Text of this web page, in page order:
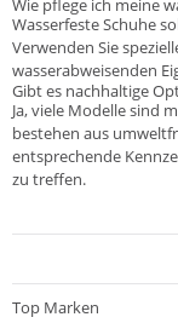
Wie pflege ich meine
Wasserfeste Schuhe
Verwenden Sie
wasserabweisenden
Gibt es nachhaltige
Ja, viele Modelle sind
bestehen aus
entsprechende
zu treffen.
Top Marken